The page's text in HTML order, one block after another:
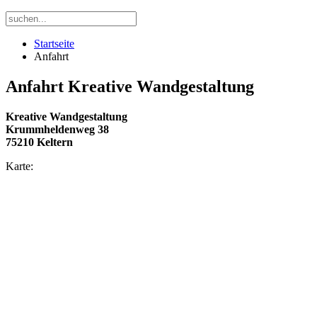
Startseite
Anfahrt
Anfahrt Kreative Wandgestaltung
Kreative Wandgestaltung
Krummheldenweg 38
75210 Keltern
Karte: